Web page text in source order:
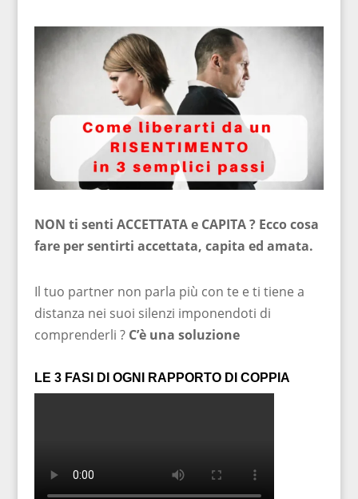
NON ti senti ACCETTATA e CAPITA ? Ecco cosa
fare per sentirti accettata, capita ed amata.
Il tuo partner non parla più con te e ti tiene a
distanza nei suoi silenzi imponendoti di
comprenderli ? C’è una soluzione
LE 3 FASI DI OGNI RAPPORTO DI COPPIA